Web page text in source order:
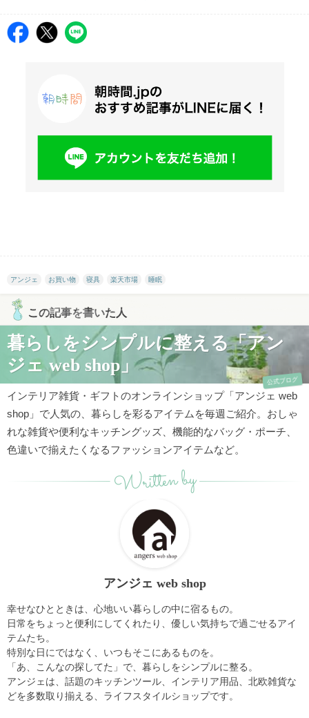
アンジェ お買い物 寝具 楽天市場 睡眠
この記事を書いた人
暮らしをシンプルに整える「アン
ジェ web shop」
公式ブログ
インテリア雑貨・ギフトのオンラインショップ「アンジェ web
shop」で人気の、暮らしを彩るアイテムを毎週ご紹介。おしゃ
れな雑貨や便利なキッチングッズ、機能的なバッグ・ポーチ、
色違いで揃えたくなるファッションアイテムなど。
Written by
アンジェ web shop
幸せなひとときは、心地いい暮らしの中に宿るもの。
日常をちょっと便利にしてくれたり、優しい気持ちで過ごせるアイ
テムたち。
特別な日にではなく、いつもそこにあるものを。
「あ、こんなの探してた」で、暮らしをシンプルに整る。
アンジェは、話題のキッチンツール、インテリア用品、北欧雑貨な
どを多数取り揃える、ライフスタイルショップです。